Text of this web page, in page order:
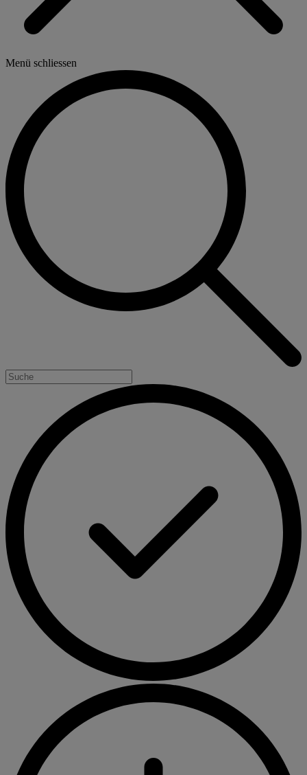
Menü schliessen